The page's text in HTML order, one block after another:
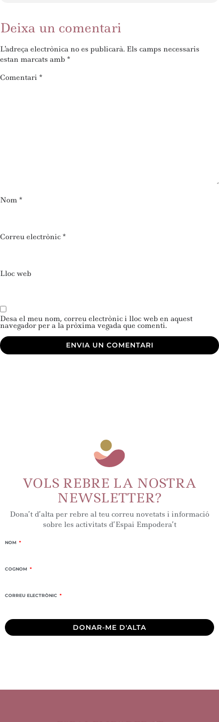
Deixa un comentari
L'adreça electrònica no es publicarà. Els camps necessaris
estan marcats amb *
Comentari *
Nom *
Correu electrònic *
Lloc web
Desa el meu nom, correu electrònic i lloc web en aquest
navegador per a la pròxima vegada que comenti.
VOLS REBRE LA NOSTRA
NEWSLETTER?
Dona’t d’alta per rebre al teu correu novetats i informació
sobre les activitats d’Espai Empodera’t
NOM
COGNOM
CORREU ELECTRÒNIC
DONAR-ME D'ALTA